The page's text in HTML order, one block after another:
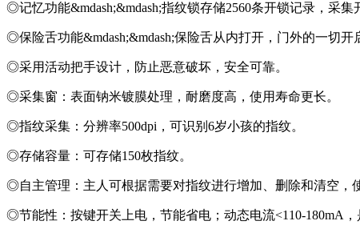
◎记忆功能&mdash;&mdash;指纹锁存储2560条开锁记录，采
◎保险舌功能&mdash;&mdash;保险舌从内打开，门外的一切开
◎采用活动把手设计，防止恶意破坏，安全可靠。
◎采集窗：表面钠米镀膜处理，耐磨度高，使用寿命更长。
◎指纹采集：分辨率500dpi，可识别6岁小孩的指纹。
◎存储容量：可存储150枚指纹。
◎自主管理：主人可根据需要对指纹进行增加、删除和清空，
◎节能性：按键开关上电，节能省电；动态电流<110-180mA，